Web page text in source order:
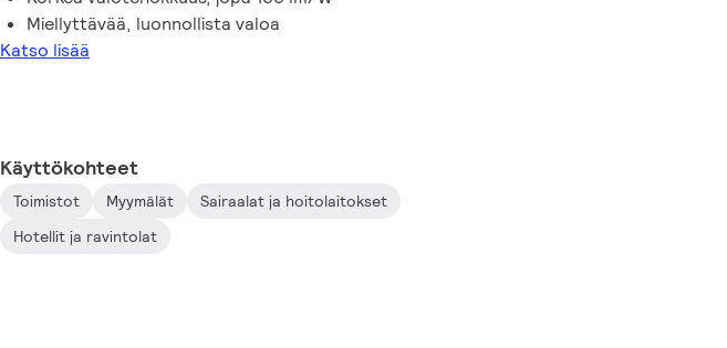
Miellyttävää, luonnollista valoa
Katso lisää
Käyttökohteet
Toimistot Myymälät
Sairaalat ja hoitolaitokset
Hotellit ja ravintolat